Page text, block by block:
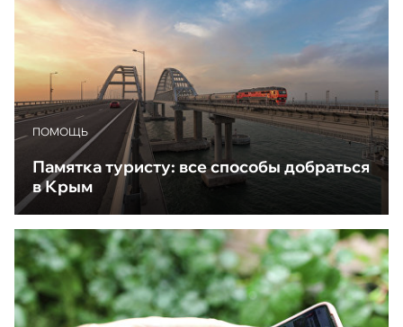
ПОМОЩЬ
Памятка туристу: все способы добраться
в Крым